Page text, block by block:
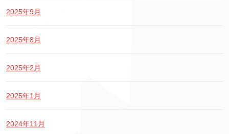
2025年9月
2025年8月
2025年2月
2025年1月
2024年11月